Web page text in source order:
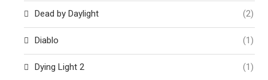
Dead by Daylight (2)
Diablo (1)
Dying Light 2 (1)